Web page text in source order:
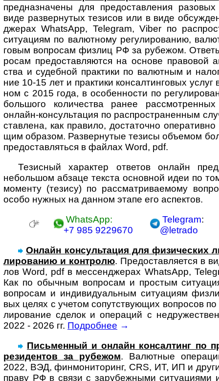
пред­наз­начены для предо­став­ления
виде развер­нутых тезисов или в виде
джерах WhatsApp, Telegram, Viber по
ситу­ациям по валют­ному регули­рованию,
говым воп­ро­сам физ­лиц РФ за рубе­жом.
росам предо­став­ляются на основе право­вой
ства и судеб­ной прак­тики по валют­ным и
ние 10-15 лет и прак­тики консал­тинговых
ном с 2015 года, в особен­ности по
боль­шого коли­чества ранее
онлайн-­консуль­тация по распро­стра­ненным
став­лена, как пра­вило, доста­точно
щим образом. Развер­нутые тезисы объ­е­мом
предо­став­ляться в файлах Word, pdf.
Тезисный характер ответов онлайн
неболь­шом абзаце текста основ­ной идеи по
моме­нту (тезису) по рас­смат­ри­ва­е­мому
особо нуж­ных на дан­ном этапе его аспектов.
WhatsApp:
+7 985 9229670
Telegram:
@letrado
Онлайн консультация для физи­чес­ких
ли­ро­ва­нию и конт­ролю. Предо­став­ля­ется в
лов Word, pdf в мес­сенд­же­рах Whats­App,
Как по обыч­ным воп­ро­сам и про­с­тым
воп­ро­сам и инди­ви­ду­аль­ным ситу­а­циям
вых целях с уче­том сопут­ст­ву­ю­щих воп­ро­сов
ли­ро­ва­ние сде­лок и опе­ра­ций с
2022 - 2026 гг. Подробнее →
Письменный и онлайн консал­тинг по
ре­зи­ден­тов за ру­бе­жом. Ва­лют­ные
2022, ВЭД, фин­мо­ни­то­ринг, CRS, ИТ, ИП и
праву РФ в связи с за­ру­беж­ны­ми ситу­ациями